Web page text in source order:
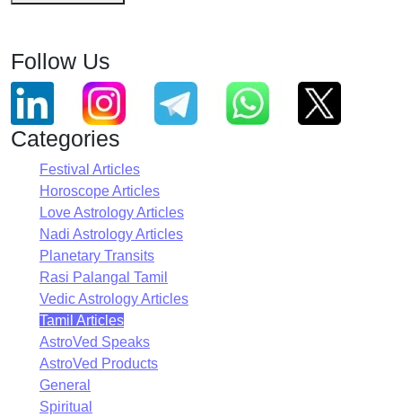
Follow Us
Categories
Festival Articles
Horoscope Articles
Love Astrology Articles
Nadi Astrology Articles
Planetary Transits
Rasi Palangal Tamil
Vedic Astrology Articles
Tamil Articles
AstroVed Speaks
AstroVed Products
General
Spiritual